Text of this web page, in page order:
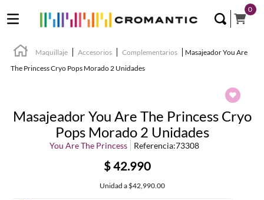
0
Maquillaje Accesorios Complementarios
Masajeador You Are
The Princess Cryo Pops Morado 2 Unidades
Masajeador You Are The Princess Cryo
Pops Morado 2 Unidades
You Are The Princess Referencia:73308
$42.990
Unidad a $42,990.00